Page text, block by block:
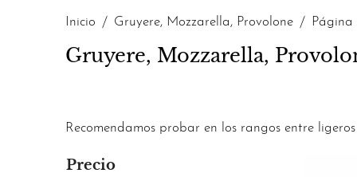
Inicio Gruyere, Mozzarella, Provolone Página
Gruyere, Mozzarella,
Recomendamos probar en los rangos entre
Precio